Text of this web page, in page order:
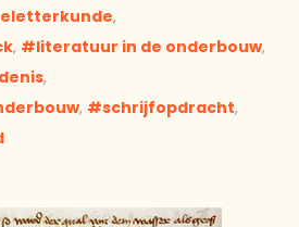
,
, literatuur in de onderbouw,
,
, schrijfopdracht,